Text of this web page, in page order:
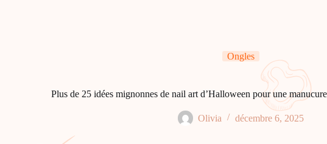
Ongles
Plus de 25 idées mignonnes de nail art d’Halloween pour une
Olivia décembre 6, 2025